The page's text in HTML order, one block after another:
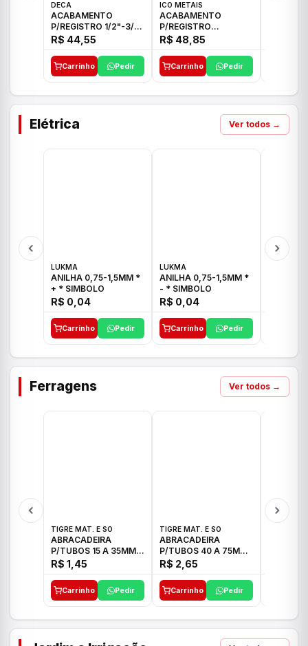
DECA
ACABAMENTO
P/REGISTRO 1/2"-3/4"
E 1"C21.PQ DECA
R$ 44,55
Carrinho Pedir
ICO METAIS
ACABAMENTO
P/REGISTRO
1/2"-3/4"-1" ACB M
CS 33 ICO
R$ 48,85
Carrinho Pedir
Elétrica Ver todos →
LUKMA
ANILHA 0,75-1,5MM *
+ * SIMBOLO
R$ 0,04
Carrinho Pedir
LUKMA
ANILHA 0,75-1,5MM *
- * SIMBOLO
R$ 0,04
Carrinho Pedir
Ferragens Ver todos →
TIGRE MAT. E SO
ABRACADEIRA
P/TUBOS 15 A 35MM
TIGRE
R$ 1,45
Carrinho Pedir
TIGRE MAT. E SO
ABRACADEIRA
P/TUBOS 40 A 75MM
TIGRE
R$ 2,65
Carrinho Pedir